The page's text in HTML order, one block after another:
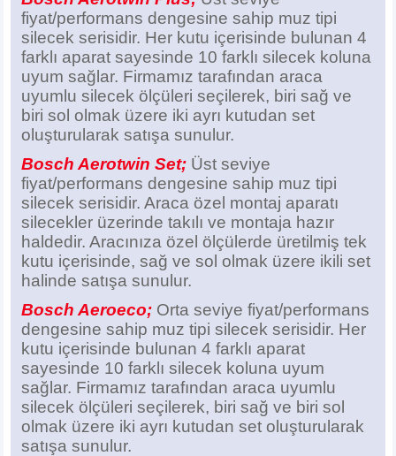
fiyat/performans dengesine sahip muz tipi
silecek serisidir. Her kutu içerisinde bulunan 4
farklı aparat sayesinde 10 farklı silecek koluna
uyum sağlar. Firmamız tarafından araca
uyumlu silecek ölçüleri seçilerek, biri sağ ve
biri sol olmak üzere iki ayrı kutudan set
oluşturularak satışa sunulur.
Bosch Aerotwin Set; Üst seviye
fiyat/performans dengesine sahip muz tipi
silecek serisidir. Araca özel montaj aparatı
silecekler üzerinde takılı ve montaja hazır
haldedir. Aracınıza özel ölçülerde üretilmiş tek
kutu içerisinde, sağ ve sol olmak üzere ikili set
halinde satışa sunulur.
Bosch Aeroeco; Orta seviye fiyat/performans
dengesine sahip muz tipi silecek serisidir. Her
kutu içerisinde bulunan 4 farklı aparat
sayesinde 10 farklı silecek koluna uyum
sağlar. Firmamız tarafından araca uyumlu
silecek ölçüleri seçilerek, biri sağ ve biri sol
olmak üzere iki ayrı kutudan set oluşturularak
satışa sunulur.